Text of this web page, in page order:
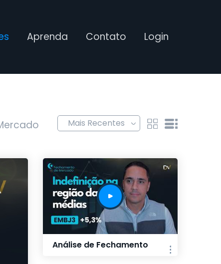
Aprenda Contato Login
Análise de Fechamento